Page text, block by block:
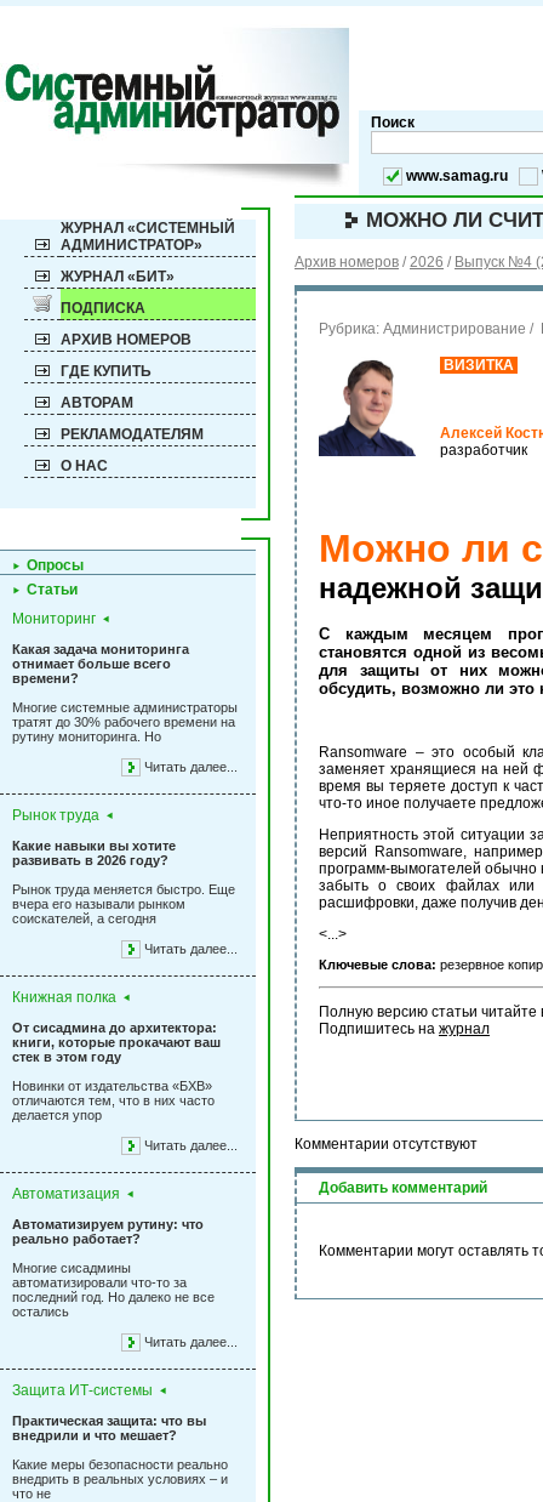
Поиск
www.samag.ru
ЖУРНАЛ «СИСТЕМНЫЙ
АДМИНИСТРАТОР»
ЖУРНАЛ «БИТ»
ПОДПИСКА
АРХИВ НОМЕРОВ
ГДЕ КУПИТЬ
АВТОРАМ
РЕКЛАМОДАТЕЛЯМ
О НАС
Опросы
Статьи
Мониторинг
Какая задача мониторинга
отнимает больше всего
времени?
Многие системные администраторы
тратят до 30% рабочего времени на
рутину мониторинга. Но
Читать далее...
Рынок труда
Какие навыки вы хотите
развивать в 2026 году?
Рынок труда меняется быстро. Еще
вчера его называли рынком
соискателей, а сегодня
Читать далее...
Книжная полка
От сисадмина до архитектора:
книги, которые прокачают ваш
стек в этом году
Новинки от издательства «БХВ»
отличаются тем, что в них часто
делается упор
Читать далее...
Автоматизация
Автоматизируем рутину: что
реально работает?
Многие сисадмины
автоматизировали что-то за
последний год. Но далеко не все
остались
Читать далее...
Защита ИТ-системы
Практическая защита: что вы
внедрили и что мешает?
Какие меры безопасности реально
внедрить в реальных условиях – и
что не
МОЖНО ЛИ
Архив номеров / 2026 / Выпуск №4
Рубрика: Администрирование /
ВИЗИТКА
Алексей
разработчик
Можно ли
надежной
С каждым месяцем
становятся одной из
для защиты от них
обсудить, возможно ли это
Ransomware – это особый
заменяет хранящиеся на ней
время вы теряете доступ к
что-то иное получаете
Неприятность этой ситуации
версий Ransomware,
программ-вымогателей обычно
забыть о своих файлах или
расшифровки, даже получив
<...>
Ключевые слова: резервное
Полную версию статьи читайте
Подпишитесь на журнал
Комментарии отсутствуют
Добавить комментарий
Комментарии могут оставлять